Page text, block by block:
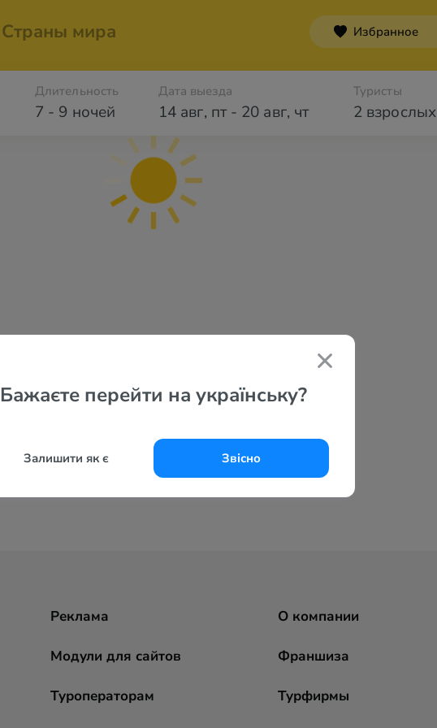
Страны мира Избранное
7 - 9 ночей
Длительность Дата выезда
14 авг, пт- 20 авг, чт 2 взрослых
Туристы
Бажаєте перейти на українську?
Залишити як є Звісно
Реклама
Модули для сайтов
Туроператорам
О компании
Франшиза
Турфирмы